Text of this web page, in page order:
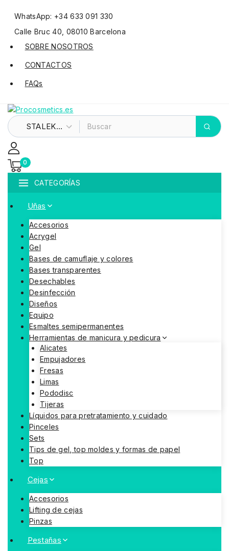
WhatsApp: +34 633 091 330
Calle Bruc 40, 08010 Barcelona
SOBRE NOSOTROS
CONTACTOS
FAQs
0
CATEGORÍAS
Uñas
Accesorios
Acrygel
Gel
Bases de camuflaje y colores
Bases transparentes
Desechables
Desinfección
Diseños
Equipo
Esmaltes semipermanentes
Herramientas de manicura y pedicura
Alicates
Empujadores
Fresas
Limas
Pododisc
Tijeras
Líquidos para pretratamiento y cuidado
Pinceles
Sets
Tips de gel, top moldes y formas de papel
Top
Cejas
Accesorios
Lifting de cejas
Pinzas
Pestañas